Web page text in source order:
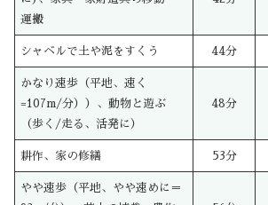
運搬
シャベルで土や泥をすくう 44分
かなり速歩（平地、速く
=107m/分））、動物と遊ぶ
（歩く/走る、活発に）
48分
耕作、家の修繕 53分
やや速歩（平地、やや速めに＝